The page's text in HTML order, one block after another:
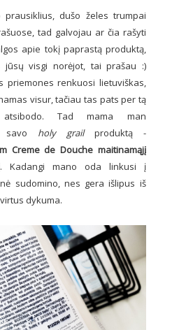
prausiklius, dušo želes trumpai
tad galvojau ar čia rašyti
apie tokį paprastą produktą,
visgi norėjot, tai prašau :)
priemones renkuosi lietuviškas,
visur, tačiau tas pats per tą
Tad mama man
savo holy grailproduktą -
Creme de Douche maitinamąjį
. Kadangi mano oda linkusi į
sudomino, nes gera išlipus iš
dykuma.